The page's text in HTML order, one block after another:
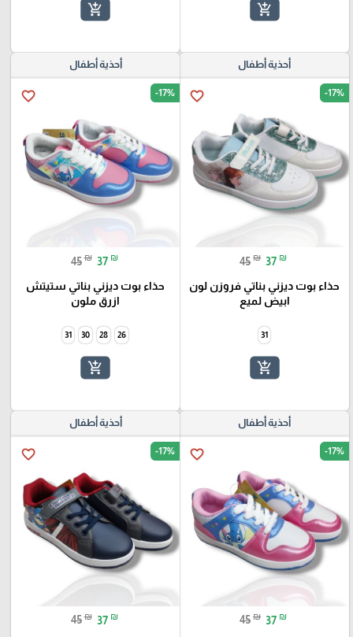
add_shopping_cart
add_shopping_cart
أحذية أطفال
favorite_border -17%
45 ₪ 37 ₪
حذاء بوت ديزني بناتي فروزن لون
ابيض لميع
31
add_shopping_cart
أحذية أطفال
favorite_border -17%
45 ₪ 37 ₪
حذاء بوت ديزني بناتي ستيتش
ازرق ملون
26
28
30
31
add_shopping_cart
أحذية أطفال
favorite_border -17%
45 ₪ 37 ₪
أحذية أطفال
favorite_border -17%
45 ₪ 37 ₪